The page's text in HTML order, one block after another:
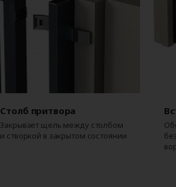
Столб притвора
Закрывает щель между столбом
и створкой в закрытом состоянии